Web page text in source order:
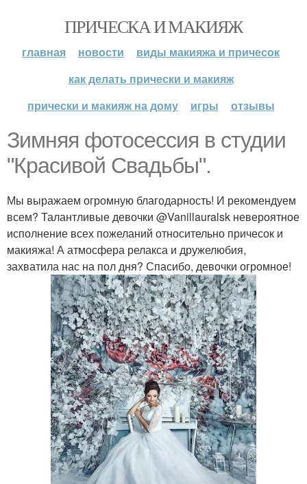
ПРИЧЕСКА И МАКИЯЖ
главная новости
виды макияжа и причесок
как делать прически и макияж
прически и макияж на дому
игры отзывы
Зимняя фотосессия в студии
"Красивой Свадьбы".
Мы выражаем огромную благодарность! И рекомендуем
всем? Талантливые девочки @Vanillauralsk невероятное
исполнение всех пожеланий относительно причесок и
макияжа! А атмосфера релакса и дружелюбия,
захватила нас на пол дня? Спасибо, девочки огромное!